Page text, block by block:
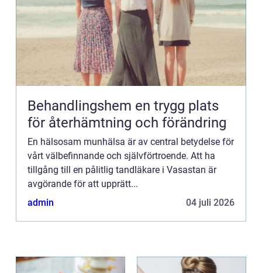
Behandlingshem en trygg plats
för återhämtning och förändring
En hälsosam munhälsa är av central betydelse för
vårt välbefinnande och självförtroende. Att ha
tillgång till en pålitlig tandläkare i Vasastan är
avgörande för att upprätt...
admin
04 juli 2026